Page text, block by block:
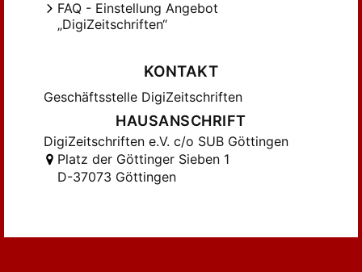
FAQ - Einstellung Angebot
„DigiZeitschriften“
KONTAKT
Geschäftsstelle DigiZeitschriften
HAUSANSCHRIFT
DigiZeitschriften e.V. c/o SUB Göttingen
Platz der Göttinger Sieben 1
D-37073 Göttingen